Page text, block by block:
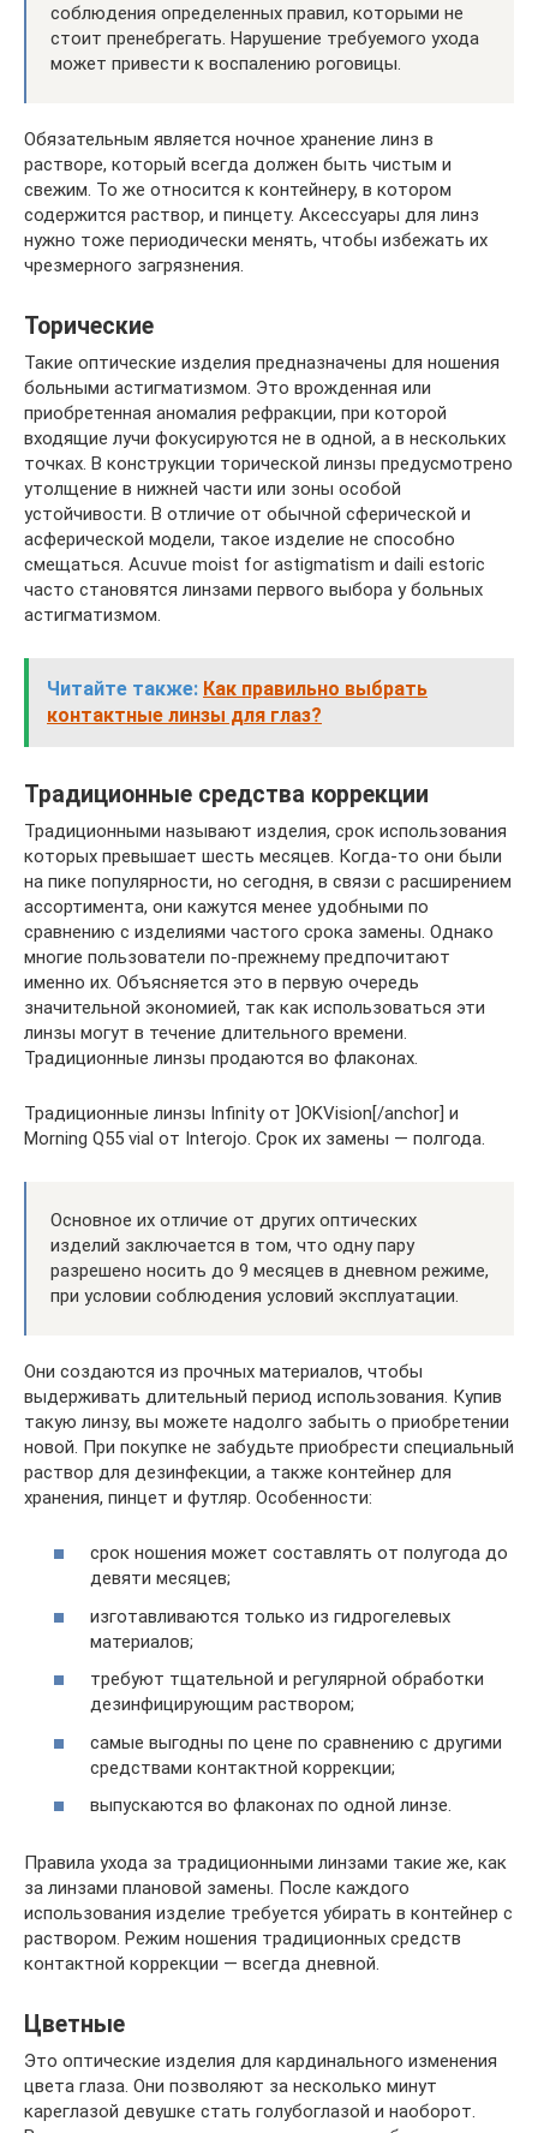
соблюдения определенных правил, которыми не
стоит пренебрегать. Нарушение требуемого ухода
может привести к воспалению роговицы.
Обязательным является ночное хранение линз в
растворе, который всегда должен быть чистым и
свежим. То же относится к контейнеру, в котором
содержится раствор, и пинцету. Аксессуары для линз
нужно тоже периодически менять, чтобы избежать их
чрезмерного загрязнения.
Торические
Такие оптические изделия предназначены для ношения
больными астигматизмом. Это врожденная или
приобретенная аномалия рефракции, при которой
входящие лучи фокусируются не в одной, а в нескольких
точках. В конструкции торической линзы предусмотрено
утолщение в нижней части или зоны особой
устойчивости. В отличие от обычной сферической и
асферической модели, такое изделие не способно
смещаться. Acuvue moist for astigmatism и daili estoric
часто становятся линзами первого выбора у больных
астигматизмом.
Читайте также: Как правильно выбрать
контактные линзы для глаз?
Традиционные средства коррекции
Традиционными называют изделия, срок использования
которых превышает шесть месяцев. Когда-то они были
на пике популярности, но сегодня, в связи с расширением
ассортимента, они кажутся менее удобными по
сравнению с изделиями частого срока замены. Однако
многие пользователи по-прежнему предпочитают
именно их. Объясняется это в первую очередь
значительной экономией, так как использоваться эти
линзы могут в течение длительного времени.
Традиционные линзы продаются во флаконах.
Традиционные линзы Infinity от ]OKVision[/anchor] и
Morning Q55 vial от Interojo. Срок их замены — полгода.
Основное их отличие от других оптических
изделий заключается в том, что одну пару
разрешено носить до 9 месяцев в дневном режиме,
при условии соблюдения условий эксплуатации.
Они создаются из прочных материалов, чтобы
выдерживать длительный период использования. Купив
такую линзу, вы можете надолго забыть о приобретении
новой. При покупке не забудьте приобрести специальный
раствор для дезинфекции, а также контейнер для
хранения, пинцет и футляр. Особенности:
срок ношения может составлять от полугода до
девяти месяцев;
изготавливаются только из гидрогелевых
материалов;
требуют тщательной и регулярной обработки
дезинфицирующим раствором;
самые выгодны по цене по сравнению с другими
средствами контактной коррекции;
выпускаются во флаконах по одной линзе.
Правила ухода за традиционными линзами такие же, как
за линзами плановой замены. После каждого
использования изделие требуется убирать в контейнер с
раствором. Режим ношения традиционных средств
контактной коррекции — всегда дневной.
Цветные
Это оптические изделия для кардинального изменения
цвета глаза. Они позволяют за несколько минут
кареглазой девушке стать голубоглазой и наоборот.